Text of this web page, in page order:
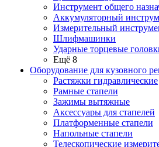
Инструмент общего
Аккумуляторный
Измерительный
Шлифмашинки
Ударные торцевые
Ещё 8
Оборудование для кузовного
Растяжки гидравлические
Рамные стапели
Зажимы вытяжные
Аксессуары для стапелей
Платформенные стапели
Напольные стапели
Телескопические